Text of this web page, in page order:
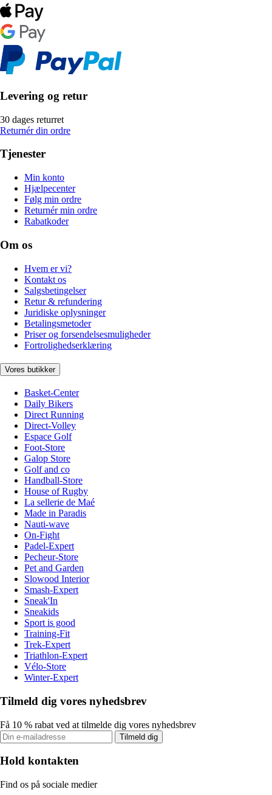
Levering og retur
30 dages returret
Returnér din ordre
Tjenester
Min konto
Hjælpecenter
Følg min ordre
Returnér min ordre
Rabatkoder
Om os
Hvem er vi?
Kontakt os
Salgsbetingelser
Retur & refundering
Juridiske oplysninger
Betalingsmetoder
Priser og forsendelsesmuligheder
Fortrolighedserklæring
Vores butikker
Basket-Center
Daily Bikers
Direct Running
Direct-Volley
Espace Golf
Foot-Store
Galop Store
Golf and co
Handball-Store
House of Rugby
La sellerie de Maé
Made in Paradis
Nauti-wave
On-Fight
Padel-Expert
Pecheur-Store
Pet and Garden
Slowood Interior
Smash-Expert
Sneak'In
Sneakids
Sport is good
Training-Fit
Trek-Expert
Triathlon-Expert
Vélo-Store
Winter-Expert
Tilmeld dig vores nyhedsbrev
Få 10 % rabat ved at tilmelde dig vores nyhedsbrev
Tilmeld dig
Hold kontakten
Find os på sociale medier